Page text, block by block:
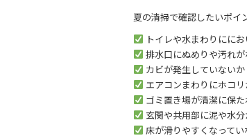
夏の清掃で確認したいポイ
トイレや水まわりにに
排水口にぬめりや汚れ
カビが発生していないか
エアコンまわりにホコ
ゴミ置き場が清潔に保
玄関や共用部に泥や水
床が滑りやすくなってい